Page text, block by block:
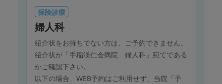
保険診療
婦人科
紹介状をお持ちでない方は、ご予約できません。
紹介状が「手稲渓仁会病院 婦人科」宛てである
かご確認下さい。
以下の場合、WEB予約はご利用せず、当院「予